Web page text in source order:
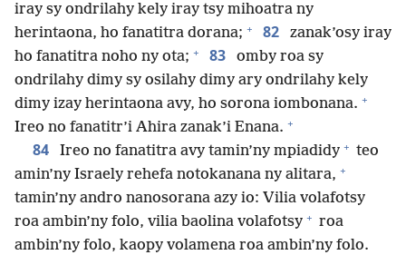
iray sy ondrilahy kely iray tsy mihoatra ny
herintaona, ho fanatitra dorana; + 82
zanak’osy iray
ho fanatitra noho ny ota; + 83
omby roa sy
ondrilahy dimy sy osilahy dimy ary ondrilahy kely
dimy izay herintaona avy, ho sorona iombonana. +
Ireo no fanatitr’i Ahira zanak’i Enana. +
84 Ireo no fanatitra avy tamin’ny mpiadidy + teo
amin’ny Israely rehefa notokanana ny alitara, +
tamin’ny andro nanosorana azy io: Vilia volafotsy
roa ambin’ny folo, vilia baolina volafotsy + roa
ambin’ny folo, kaopy volamena roa ambin’ny folo.